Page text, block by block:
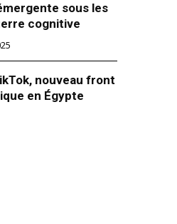
sous les
cognitive
nouveau front
en Égypte